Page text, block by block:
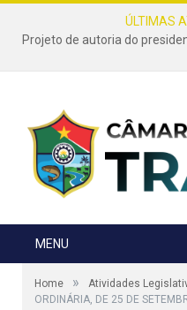
ÚLTIMAS
MENU
Home » Atividades
ORDINÁRIA, DE 25 DE